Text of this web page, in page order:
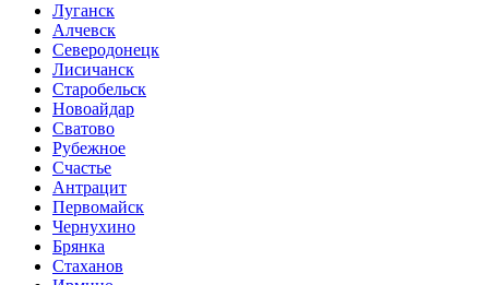
Луганск
Алчевск
Северодонецк
Лисичанск
Старобельск
Новоайдар
Сватово
Рубежное
Счастье
Антрацит
Первомайск
Чернухино
Брянка
Стаханов